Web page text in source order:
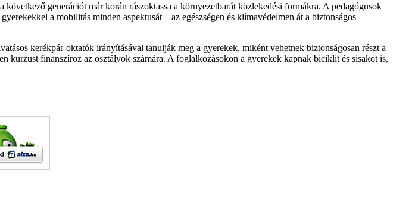
generációt már korán rászoktassa a környezetbarát közlekedési formákra. A pedagógusok
a mobilitás minden aspektusát – az egészségen és klímavédelmen át a biztonságos
kerékpár-oktatók irányításával tanulják meg a gyerekek, miként vehetnek biztonságosan részt a
finanszíroz az osztályok számára. A foglalkozásokon a gyerekek kapnak biciklit és sisakot is,